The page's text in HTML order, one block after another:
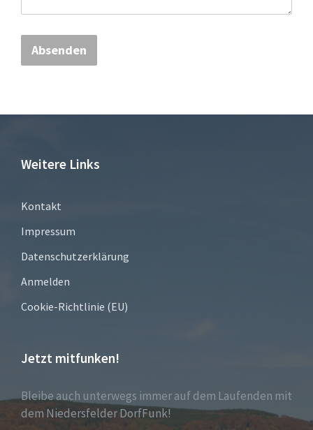
Absenden
Weitere Links
Kontakt
Impressum
Datenschutzerklärung
Anmelden
Cookie-Richtlinie (EU)
Jetzt mitfunken!
Bleibe auch unterwegs immer auf dem Laufenden mit
dem Niedersfelder DorfFunk!